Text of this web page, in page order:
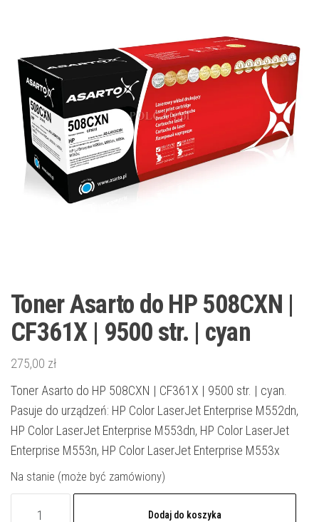
Toner Asarto do HP 508CXN |
CF361X | 9500 str. | cyan
275,00 zł
Toner Asarto do HP 508CXN | CF361X | 9500 str. | cyan.
Pasuje do urządzeń: HP Color LaserJet Enterprise M552dn,
HP Color LaserJet Enterprise M553dn, HP Color LaserJet
Enterprise M553n, HP Color LaserJet Enterprise M553x
Na stanie (może być zamówiony)
Dodaj do koszyka